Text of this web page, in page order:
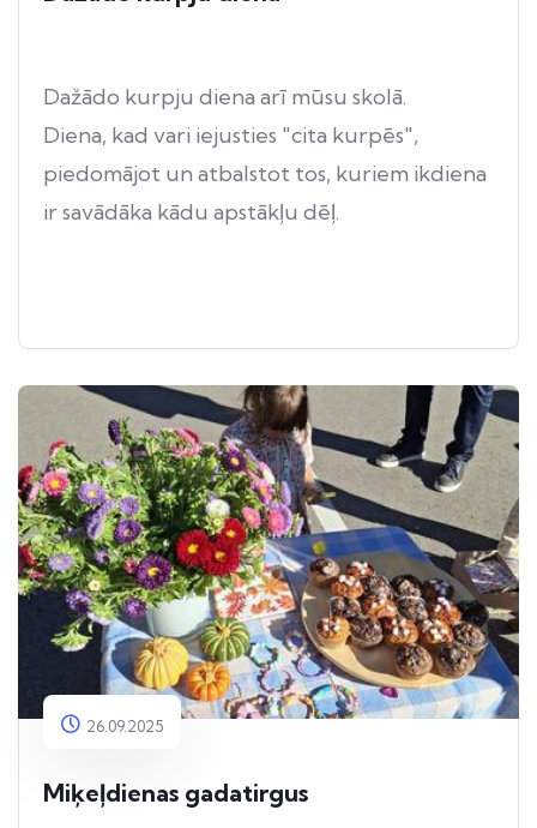
Dažādo kurpju diena arī mūsu skolā.
Diena, kad vari iejusties "cita kurpēs",
piedomājot un atbalstot tos, kuriem ikdiena
ir savādāka kādu apstākļu dēļ.
26.09.2025
Miķeļdienas gadatirgus